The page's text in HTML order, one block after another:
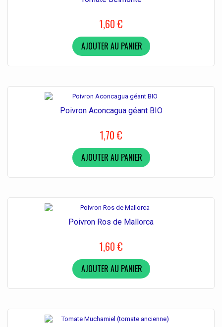
1,60 €
AJOUTER AU PANIER
Poivron Aconcagua géant BIO
1,70 €
AJOUTER AU PANIER
Poivron Ros de Mallorca
1,60 €
AJOUTER AU PANIER